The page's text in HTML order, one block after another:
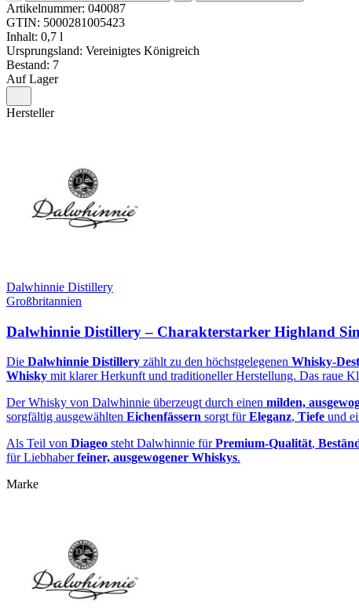
Artikelnummer: 040087
GTIN: 5000281005423
Inhalt: 0,7 l
Ursprungsland: Vereinigtes Königreich
Bestand: 7
Auf Lager
Hersteller
Dalwhinnie Distillery
Großbritannien
Dalwhinnie Distillery – Charakterstarker Highland
Die Dalwhinnie Distillery zählt zu den höchstgelegenen
Whisky mit klarer Herkunft und traditioneller Herstellung. Das raue
Der Whisky von Dalwhinnie überzeugt durch einen milden,
sorgfältig ausgewählten Eichenfässern sorgt fürEleganz, Tiefe und
Als Teil von Diageo steht Dalwhinnie fürPremium‑Qualität,
für Liebhaberfeiner, ausgewogener Whiskys.
Marke